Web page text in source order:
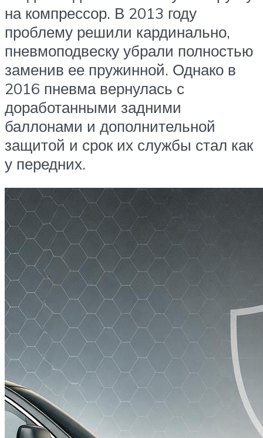
на компрессор. В 2013 году
проблему решили кардинально,
пневмоподвеску убрали полностью
заменив ее пружинной. Однако в
2016 пневма вернулась с
доработанными задними
баллонами и дополнительной
защитой и срок их службы стал как
у передних.